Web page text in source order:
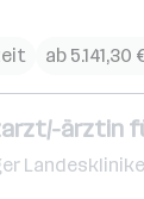
ab
ärztin